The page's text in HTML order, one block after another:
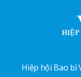
Hiệp hội Bao bì